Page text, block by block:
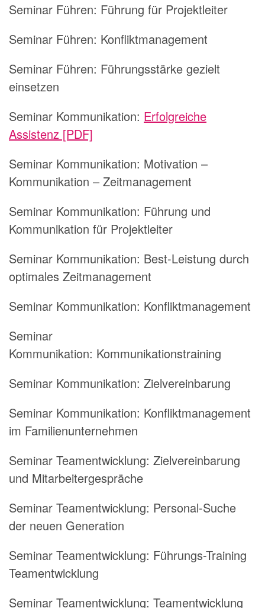
Seminar Führen: Führung für Projektleiter
Seminar Führen: Konfliktmanagement
Seminar Führen: Führungsstärke gezielt
einsetzen
Seminar Kommunikation: Erfolgreiche
Assistenz [PDF]
Seminar Kommunikation: Motivation –
Kommunikation – Zeitmanagement
Seminar Kommunikation: Führung und
Kommunikation für Projektleiter
Seminar Kommunikation: Best-Leistung durch
optimales Zeitmanagement
Seminar Kommunikation: Konfliktmanagement
Seminar
Kommunikation: Kommunikationstraining
Seminar Kommunikation: Zielvereinbarung
Seminar Kommunikation: Konfliktmanagement
im Familienunternehmen
Seminar Teamentwicklung: Zielvereinbarung
und Mitarbeitergespräche
Seminar Teamentwicklung: Personal-Suche
der neuen Generation
Seminar Teamentwicklung: Führungs-Training
Teamentwicklung
Seminar Teamentwicklung: Teamentwicklung